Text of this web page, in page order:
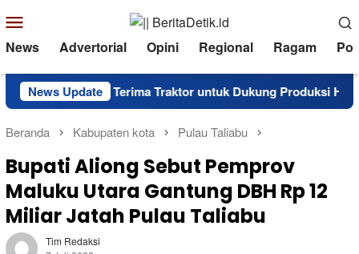
ke
kontenMobile
News Advertorial Opini Regional Ragam
News Update
Barat Terima Traktor untuk Dukung Produksi Hortikultura
Beranda Kabupaten kota Pulau Taliabu
Bupati Aliong Sebut Pemprov
Maluku Utara Gantung DBH Rp 12
Miliar Jatah Pulau Taliabu
Tim Redaksi